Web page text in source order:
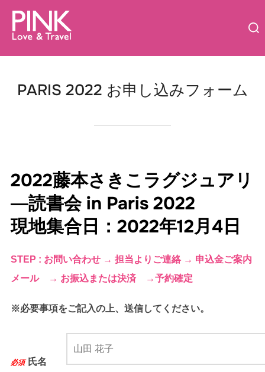
ン
検
対
PARIS 2022 お申し込みフォーム
2022藤本さきこラグジュアリ
―読書会 in Paris 2022
現地集合日：2022年12月4日
STEP : お問い合わせ → 担当よりご連絡 → 申込金ご案内
メール → お振込または決済 →予約確定
※必要事項をご記入の上、送信してください。
必須 氏名